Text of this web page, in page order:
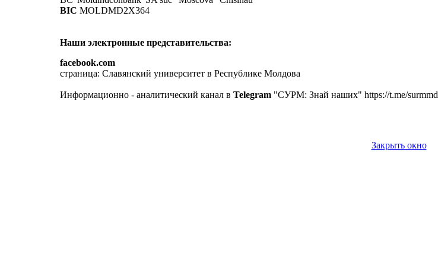
BIC MOLDMD2X364
Наши электронные представительства:
facebook.com
страница: Славянский университет в Республике Молдова
Информационно - аналитический канал в Telegram "СУРМ: Знай наших" https://t.me/surmmd
Закрыть окно